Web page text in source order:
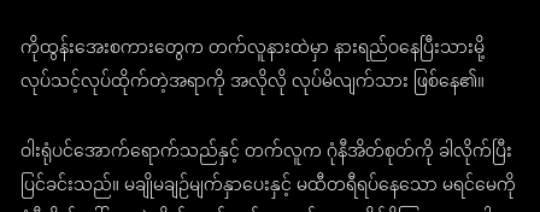
ကိုထွန်းအေးစကားတွေက တက်လူနားထဲမှာ နားရည်ဝနေပြီးသားမို့
လုပ်သင့်လုပ်ထိုက်တဲ့အရာကို အလိုလို လုပ်မိလျက်သား ဖြစ်နေ၏။
ဝါးရုံပင်အောက်ရောက်သည်နှင့် တက်လူက ဂုံနီအိတ်စုတ်ကို ခါလိုက်ပြီး
ပြင်ခင်းသည်။ မချိုမချဉ်မျက်နှာပေးနှင့် မထီတရီရပ်နေသော မရင်မေကို